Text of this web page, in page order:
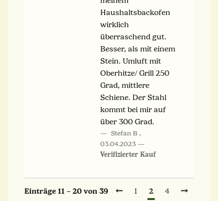
Haushaltsbackofen
wirklich
überraschend gut.
Besser, als mit einem
Stein. Umluft mit
Oberhitze/ Grill 250
Grad, mittlere
Schiene. Der Stahl
kommt bei mir auf
über 300 Grad.
Stefan B ,
03.04.2023
Verifizierter Kauf
Einträge 11 – 20 von 39 1 2 4